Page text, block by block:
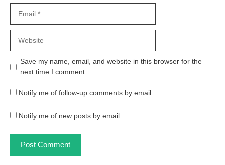
Save my name, email, and website in this browser for the
next time I comment.
Notify me of follow-up comments by email.
Notify me of new posts by email.